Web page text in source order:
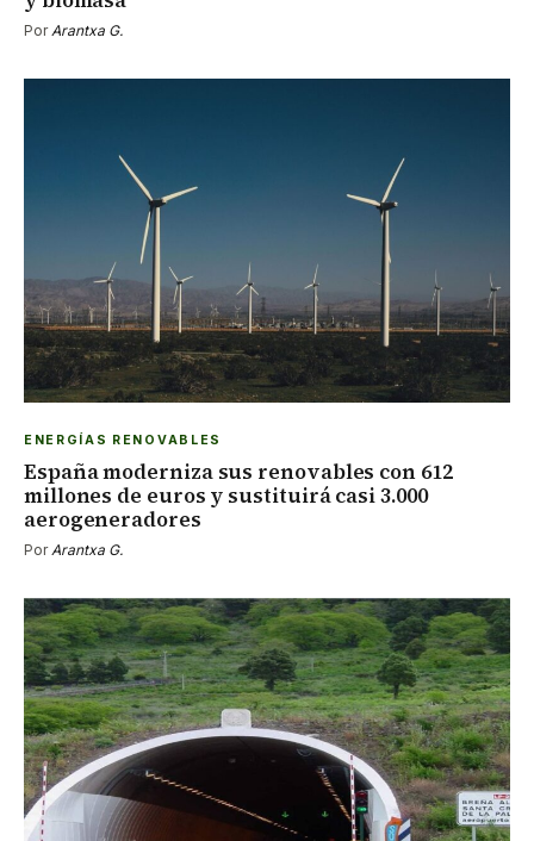
Por Arantxa G.
ENERGÍAS RENOVABLES
España moderniza sus renovables con 612
millones de euros y sustituirá casi 3.000
aerogeneradores
Por Arantxa G.